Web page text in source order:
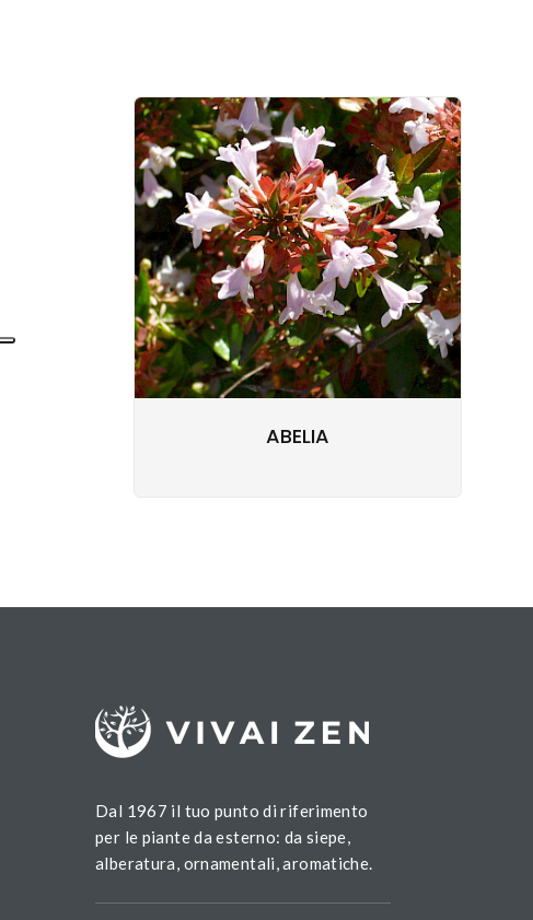
ABELIA
Dal 1967 il tuo punto di riferimento
per le piante da esterno: da siepe,
alberatura, ornamentali, aromatiche.